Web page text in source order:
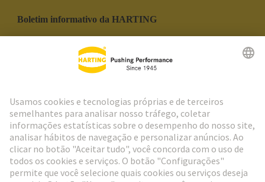
Boletim informativo da HARTING
Social Media